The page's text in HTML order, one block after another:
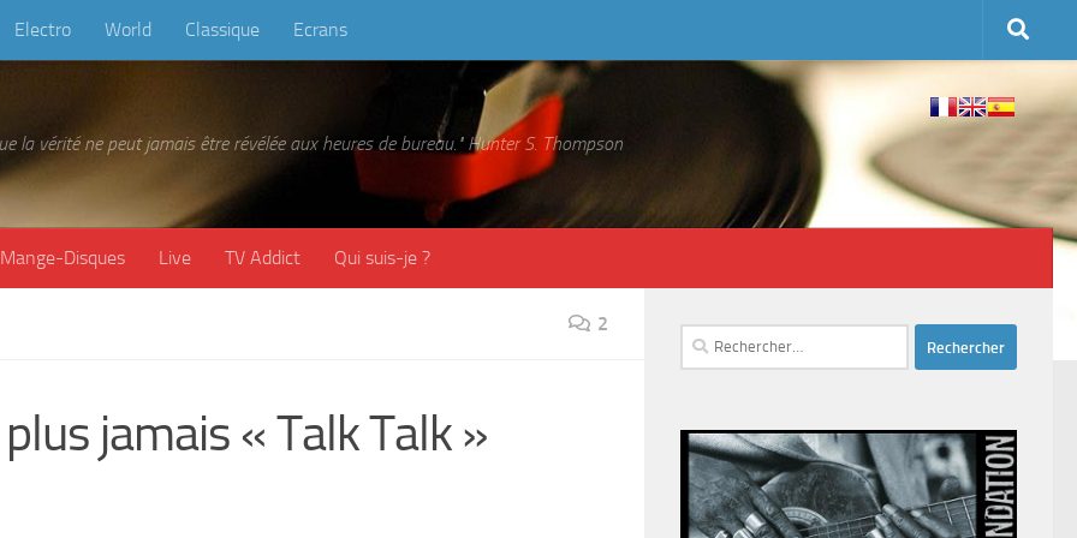
Electro World Classique Ecrans
la vérité ne peut jamais être révélée aux heures de bureau." Hunter S. Thompson
Mange-Disques Live TV Addict Qui suis-je ?
2
jamais « Talk Talk »
Rechercher :